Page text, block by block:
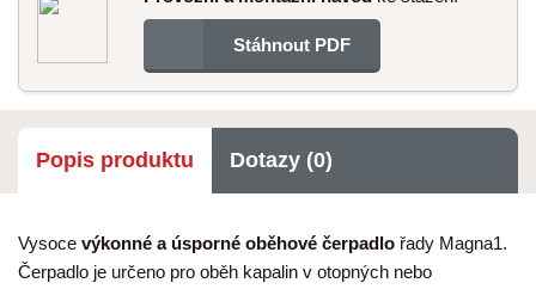
Stáhnout PDF
Popis produktu Dotazy (0)
Vysoce výkonné a úsporné oběhové čerpadlo řady Magna1.
Čerpadlo je určeno pro oběh kapalin v otopných nebo